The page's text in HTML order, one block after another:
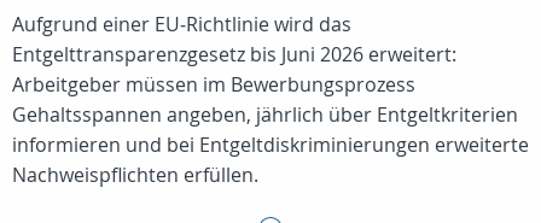
Aufgrund einer EU‑Richtlinie wird das
Entgelttransparenzgesetz bis Juni 2026 erweitert:
Arbeitgeber müssen im Bewerbungsprozess
Gehaltsspannen angeben, jährlich über Entgeltkriterien
informieren und bei Entgeltdiskriminierungen erweiterte
Nachweispflichten erfüllen.